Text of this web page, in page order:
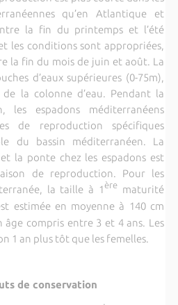
qu’en Atlantique et
la fin du printemps et l’été
les conditions sont appropriées,
la fin du mois de juin et août. La
d’eaux supérieures (0-75m),
la colonne d’eau. Pendant la
les espadons méditerranéens
de reproduction spécifiques
du bassin méditerranéen. La
la ponte chez les espadons est
de reproduction. Pour les
la taille à 1 ère maturité
estimée en moyenne à 140 cm
âge compris entre 3 et 4 ans. Les
1 an plus tôt que les femelles.
de conservation